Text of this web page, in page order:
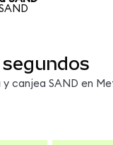
canjea SAND en